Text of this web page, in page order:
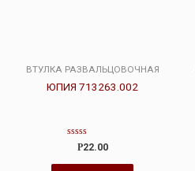
ВТУЛКА РАЗВАЛЬЦОВОЧНАЯ
ЮПИЯ 713263.002
Оценка
из
Р22.00